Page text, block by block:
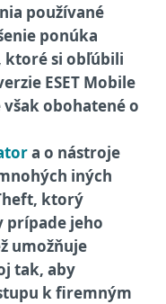
používané
ponúka
ktoré si obľúbili
ESET Mobile
však obohatené o
a o nástroje
iných
ktorý
prípade jeho
umožňuje
tak, aby
k firemným